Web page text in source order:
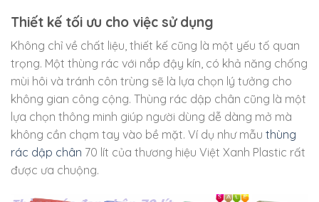
Thiết kế tối ưu cho việc sử dụng
Không chỉ về chất liệu, thiết kế cũng là một yếu tố quan
trọng. Một thùng rác với nắp đậy kín, có khả năng chống
mùi hôi và tránh côn trùng sẽ là lựa chọn lý tưởng cho
không gian công cộng. Thùng rác dập chân cũng là một
lựa chọn thông minh giúp người dùng dễ dàng mở mà
không cần chạm tay vào bề mặt. Ví dụ như mẫu thùng
rác dập chân 70 lít của thương hiệu Việt Xanh Plastic rất
được ưa chuộng.